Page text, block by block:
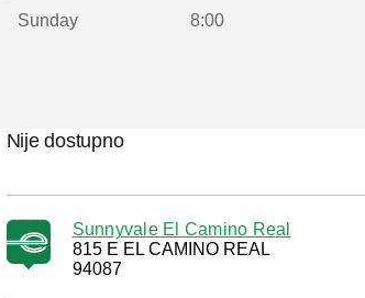
Sunday 8:00
Nije dostupno
Sunnyvale El Camino Real
815 E EL CAMINO REAL
94087